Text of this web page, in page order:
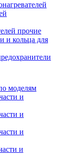
прочие
и кольца для
моделям
и
и
и
и